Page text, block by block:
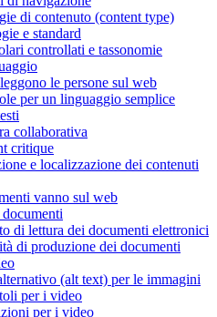
di contenuto (content type)
e standard
controllati e tassonomie
le persone sul web
per un linguaggio semplice
collaborativa
critique
e localizzazione dei contenuti
vanno sul web
di lettura dei documenti elettronici
di produzione dei documenti
(alt text) per le immagini
per i video
per i video